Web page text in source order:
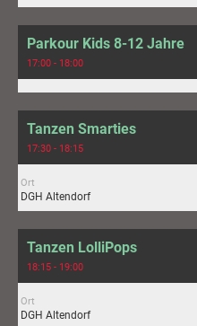
Parkour Kids 8-12 Jahre
17:00 - 18:00
Tanzen Smarties
17:30 - 18:15
Ort
DGH Altendorf
Tanzen LolliPops
18:15 - 19:00
Ort
DGH Altendorf